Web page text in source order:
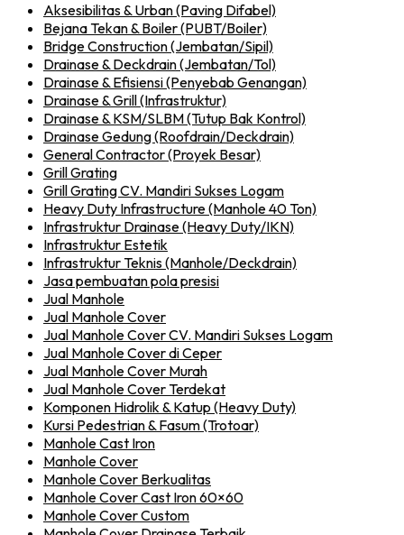
Aksesibilitas & Urban (Paving Difabel)
Bejana Tekan & Boiler (PUBT/Boiler)
Bridge Construction (Jembatan/Sipil)
Drainase & Deckdrain (Jembatan/Tol)
Drainase & Efisiensi (Penyebab Genangan)
Drainase & Grill (Infrastruktur)
Drainase & KSM/SLBM (Tutup Bak Kontrol)
Drainase Gedung (Roofdrain/Deckdrain)
General Contractor (Proyek Besar)
Grill Grating
Grill Grating CV. Mandiri Sukses Logam
Heavy Duty Infrastructure (Manhole 40 Ton)
Infrastruktur Drainase (Heavy Duty/IKN)
Infrastruktur Estetik
Infrastruktur Teknis (Manhole/Deckdrain)
Jasa pembuatan pola presisi
Jual Manhole
Jual Manhole Cover
Jual Manhole Cover CV. Mandiri Sukses Logam
Jual Manhole Cover di Ceper
Jual Manhole Cover Murah
Jual Manhole Cover Terdekat
Komponen Hidrolik & Katup (Heavy Duty)
Kursi Pedestrian & Fasum (Trotoar)
Manhole Cast Iron
Manhole Cover
Manhole Cover Berkualitas
Manhole Cover Cast Iron 60×60
Manhole Cover Custom